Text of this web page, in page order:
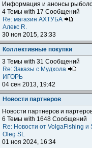
Информация и анонсы
4 Темы with 17 Сообщений
Re: магазин АХТУБА
Алекс R.
30 ноя 2015, 23:33
Коллективные покупки
3 Темы with 31 Сообщений
Re: Заказы с Мудхола
ИГОРЬ
04 сен 2013, 19:42
Новости партнеров
Новости партнеров и
6 Темы with 1648 Сообщений
Re: Новости от VolgaFishing и
Oleg SL
01 ноя 2024, 16:34